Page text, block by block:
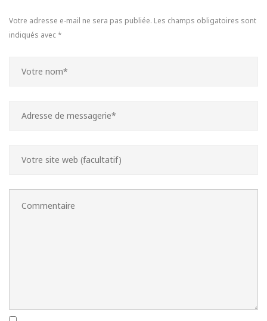
Votre adresse e-mail ne sera pas publiée. Les champs obligatoires sont
indiqués avec*